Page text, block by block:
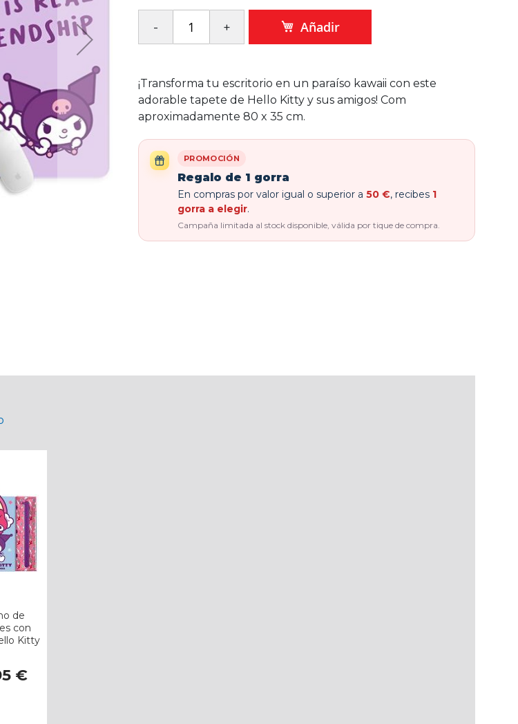
Añadir
¡Transforma tu escritorio en un paraíso kawaii con este
adorable tapete de Hello Kitty y sus amigos! Com
aproximadamente 80 x 35 cm.
PROMOCIÓN
Regalo de 1 gorra
En compras por valor igual o superior a 50 €, recibes 1
gorra a elegir.
Campaña limitada al stock disponible, válida por tique de compra.
de
con
Kitty
€